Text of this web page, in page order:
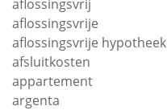
aflossingsvrij
aflossingsvrije
aflossingsvrije hypotheek
afsluitkosten
appartement
argenta